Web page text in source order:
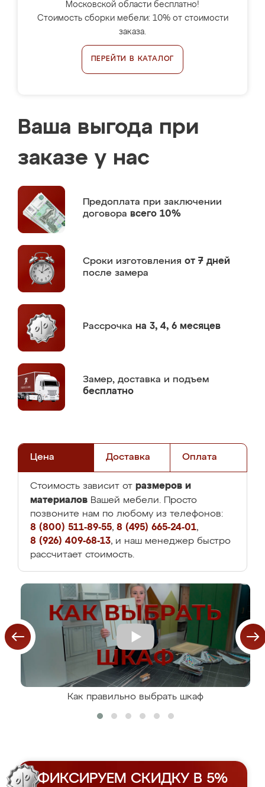
Московской области бесплатно!
Стоимость сборки мебели: 10% от стоимости
заказа.
ПЕРЕЙТИ В КАТАЛОГ
Ваша выгода при
заказе у нас
Предоплата при заключении
договора всего 10%
Сроки изготовления от 7 дней
после замера
Рассрочка на 3, 4, 6 месяцев
Замер, доставка и подъем
бесплатно
Цена Доставка Оплата
Стоимость зависит от размеров и
материалов Вашей мебели. Просто
позвоните нам по любому из телефонов:
8 (800) 511-89-55, 8 (495) 665-24-01,
8 (926) 409-68-13, и наш менеджер быстро
рассчитает стоимость.
Как правильно выбрать шкаф
ФИКСИРУЕМ СКИДКУ В 5%